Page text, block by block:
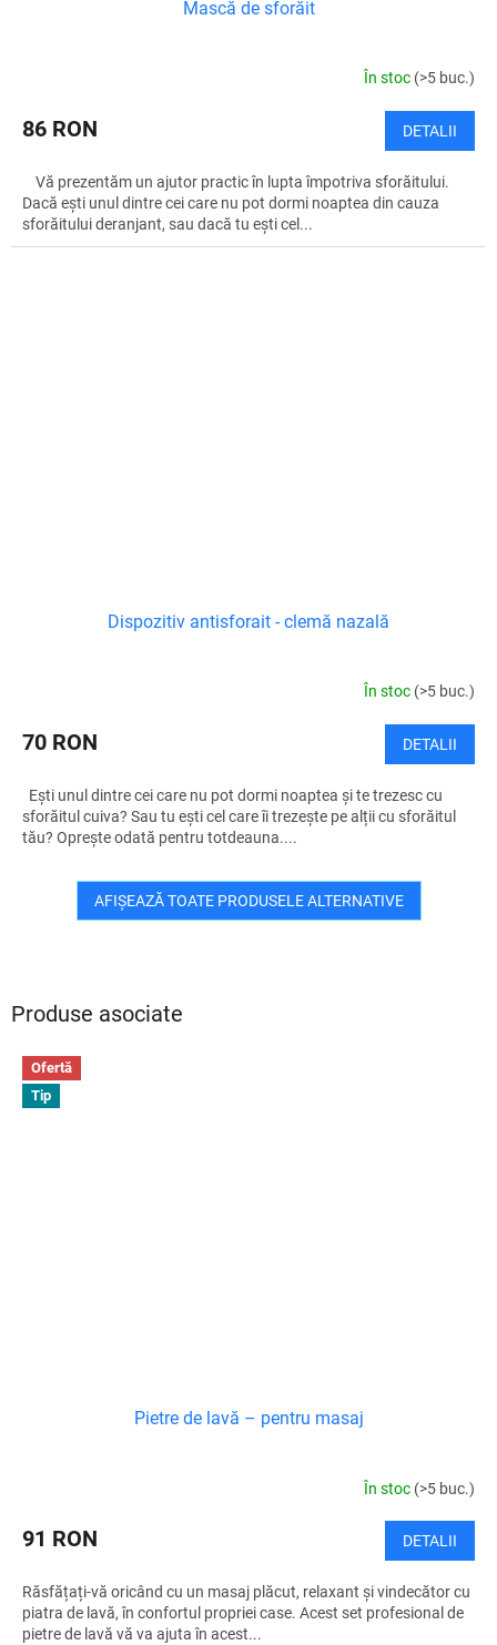
Produse asociate
Ofertă
Tip
Pietre de lavă – pentru masaj
În stoc (>5 buc.)
91 RON DETALII
Răsfățați-vă oricând cu un masaj plăcut, relaxant și vindecător cu
piatra de lavă, în confortul propriei case. Acest set profesional de
pietre de lavă vă va ajuta în acest...
Mască de sforăit
În stoc (>5 buc.)
86 RON DETALII
Vă prezentăm un ajutor practic în lupta împotriva sforăitului.
Dacă ești unul dintre cei care nu pot dormi noaptea din cauza
sforăitului deranjant, sau dacă tu ești cel...
Dispozitiv antisforait - clemă nazală
În stoc (>5 buc.)
70 RON DETALII
Ești unul dintre cei care nu pot dormi noaptea și te trezesc cu
sforăitul cuiva? Sau tu ești cel care îi trezește pe alții cu sforăitul
tău? Oprește odată pentru totdeauna....
AFIŞEAZĂ TOATE PRODUSELE ALTERNATIVE